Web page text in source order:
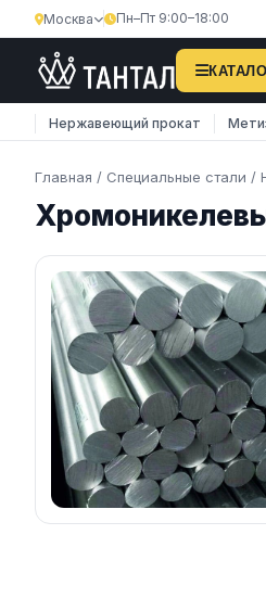
Москва Пн–Пт 9:00–18:00
Нержавеющий прокат
Главная / Специальные стали /